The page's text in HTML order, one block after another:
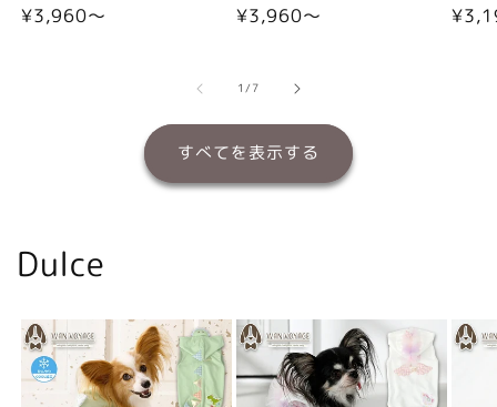
通
¥3,960〜
通
格
¥3,960〜
通
1/の
7
すべてを表示する
Dulce